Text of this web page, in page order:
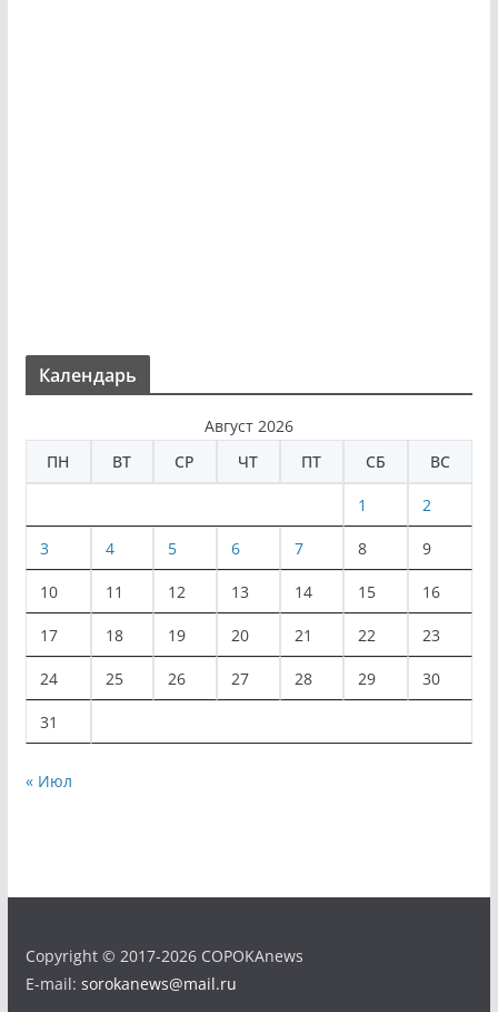
Календарь
Август 2026
ПН
ВТ СР ЧТ ПТ СБ ВС
1 2
3 4 5 6 7 8 9
10 11 12 13 14 15 16
17 18 19 20 21 22 23
24 25 26 27 28 29 30
31
« Июл
Copyright © 2017-2026 COPOKAnews
E-mail: sorokanews@mail.ru